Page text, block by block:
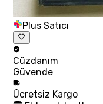
Plus Satıcı
Cüzdanım
Güvende
Ücretsiz Kargo